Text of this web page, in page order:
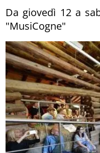
Da giovedì 12 a
"MusiCogne"